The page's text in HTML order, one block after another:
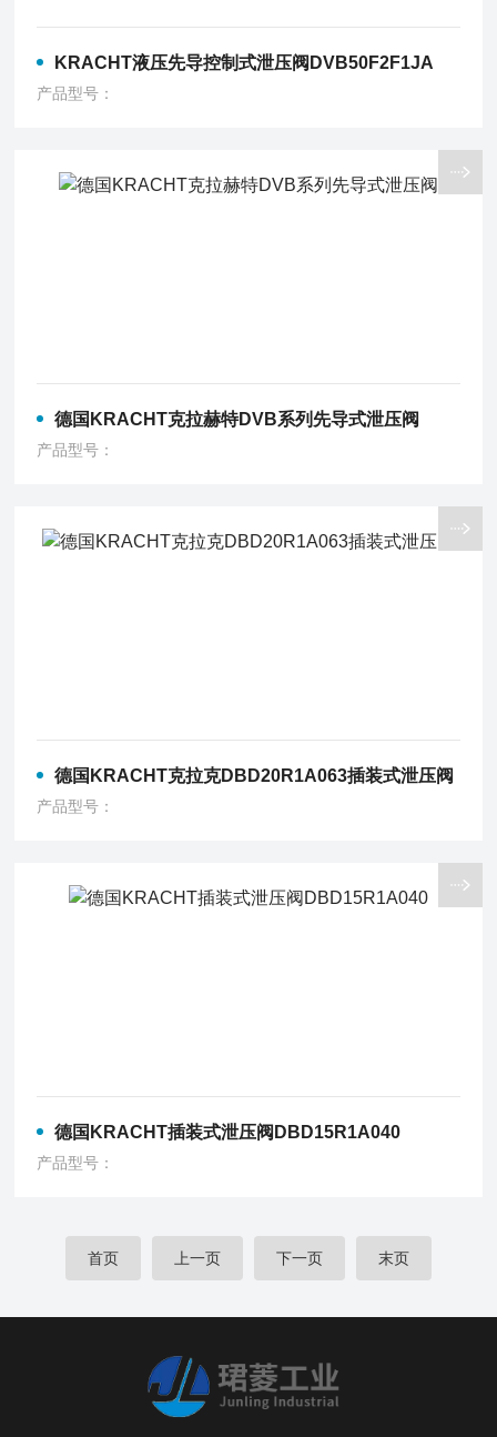
KRACHT液压先导控制式泄压阀DVB50F2F1JA
产品型号：
德国KRACHT克拉赫特DVB系列先导式泄压阀
产品型号：
德国KRACHT克拉克DBD20R1A063插装式泄压阀
产品型号：
德国KRACHT插装式泄压阀DBD15R1A040
产品型号：
首页 上一页 下一页 末页